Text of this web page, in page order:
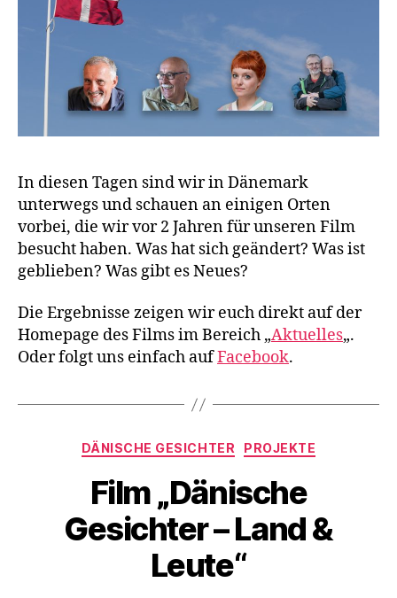
In diesen Tagen sind wir in Dänemark
unterwegs und schauen an einigen Orten
vorbei, die wir vor 2 Jahren für unseren Film
besucht haben. Was hat sich geändert? Was ist
geblieben? Was gibt es Neues?
Die Ergebnisse zeigen wir euch direkt auf der
Homepage des Films im Bereich „Aktuelles„.
Oder folgt uns einfach aufFacebook.
Kategorien
DÄNISCHE GESICHTER PROJEKTE
Film „Dänische
Gesichter – Land &
Leute“